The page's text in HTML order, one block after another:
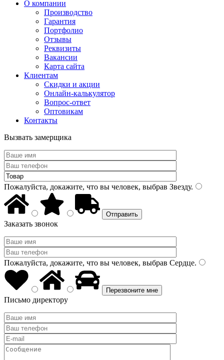
О компании
Производство
Гарантия
Портфолио
Отзывы
Реквизиты
Вакансии
Карта сайта
Клиентам
Скидки и акции
Онлайн-калькулятор
Вопрос-ответ
Оптовикам
Контакты
Вызвать замерщика
Пожалуйста, докажите, что вы человек, выбрав Звезду.
Заказать звонок
Пожалуйста, докажите, что вы человек, выбрав Сердце.
Письмо директору